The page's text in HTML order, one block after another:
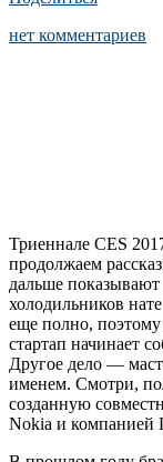
нет комментариев
Триеннале CES
продолжаем
дальше
холодильников
еще полно, поэтому
стартап начинает
Другое дело —
именем. Смотри,
созданную
Nokia и компанией